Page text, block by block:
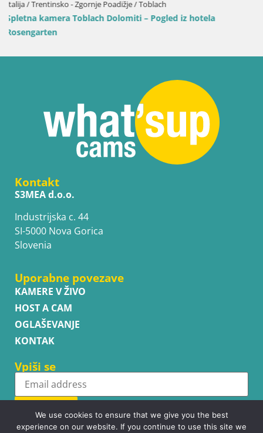
Kontakt
S3MEA d.o.o.
Industrijska c. 44
SI-5000 Nova Gorica
Slovenia
Uporabne povezave
KAMERE V ŽIVO
HOST A CAM
OGLAŠEVANJE
KONTAK
Vpiši se
Subscribe
We use cookies to ensure that we give you the best
experience on our website. If you continue to use this site we